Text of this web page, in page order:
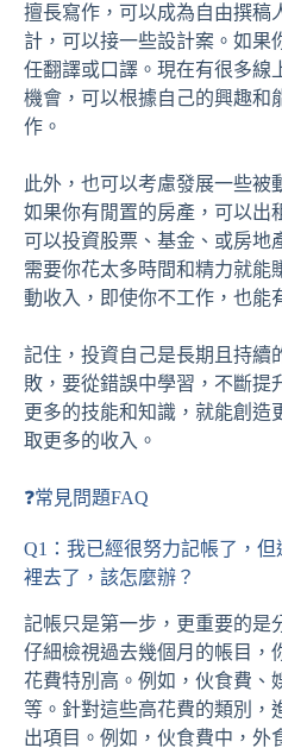
擅長寫作，可以成為自由撰稿
計，可以接一些設計案。如果
任翻譯或口譯。現在有很多線
機會，可以根據自己的興趣和
作。
此外，也可以考慮發展一些被
如果你有閒置的房產，可以出
可以投資股票、基金、或房地
需要你花太多時間和精力就能
動收入，即使你不工作，也能
記住，投資自己是長期且持續
敗，要從錯誤中學習，不斷提
更多的技能和知識，就能創造
取更多的收入。
❓常見問題FAQ
Q1：我已經很努力記帳了，
裡去了，該怎麼辦？
記帳只是第一步，更重要的是
仔細檢視過去幾個月的帳目，
花費特別高。例如，伙食費、
等。針對這些高花費的類別，
出項目。例如，伙食費中，外